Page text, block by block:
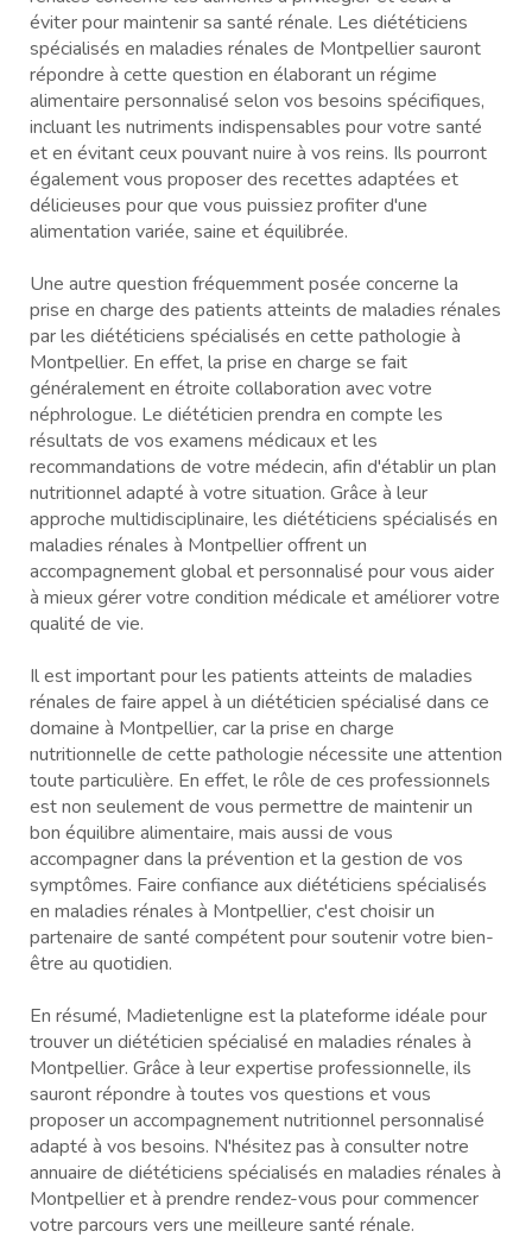
éviter pour maintenir sa santé rénale. Les diététiciens
spécialisés en maladies rénales de Montpellier sauront
répondre à cette question en élaborant un régime
alimentaire personnalisé selon vos besoins spécifiques,
incluant les nutriments indispensables pour votre santé
et en évitant ceux pouvant nuire à vos reins. Ils pourront
également vous proposer des recettes adaptées et
délicieuses pour que vous puissiez profiter d'une
alimentation variée, saine et équilibrée.
Une autre question fréquemment posée concerne la
prise en charge des patients atteints de maladies rénales
par les diététiciens spécialisés en cette pathologie à
Montpellier. En effet, la prise en charge se fait
généralement en étroite collaboration avec votre
néphrologue. Le diététicien prendra en compte les
résultats de vos examens médicaux et les
recommandations de votre médecin, afin d'établir un plan
nutritionnel adapté à votre situation. Grâce à leur
approche multidisciplinaire, les diététiciens spécialisés en
maladies rénales à Montpellier offrent un
accompagnement global et personnalisé pour vous aider
à mieux gérer votre condition médicale et améliorer votre
qualité de vie.
Il est important pour les patients atteints de maladies
rénales de faire appel à un diététicien spécialisé dans ce
domaine à Montpellier, car la prise en charge
nutritionnelle de cette pathologie nécessite une attention
toute particulière. En effet, le rôle de ces professionnels
est non seulement de vous permettre de maintenir un
bon équilibre alimentaire, mais aussi de vous
accompagner dans la prévention et la gestion de vos
symptômes. Faire confiance aux diététiciens spécialisés
en maladies rénales à Montpellier, c'est choisir un
partenaire de santé compétent pour soutenir votre bien-
être au quotidien.
En résumé, Madietenligne est la plateforme idéale pour
trouver un diététicien spécialisé en maladies rénales à
Montpellier. Grâce à leur expertise professionnelle, ils
sauront répondre à toutes vos questions et vous
proposer un accompagnement nutritionnel personnalisé
adapté à vos besoins. N'hésitez pas à consulter notre
annuaire de diététiciens spécialisés en maladies rénales à
Montpellier et à prendre rendez-vous pour commencer
votre parcours vers une meilleure santé rénale.